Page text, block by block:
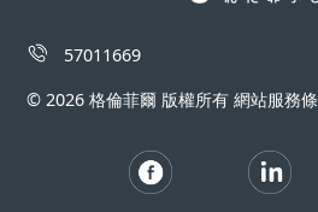
57011669
© 2026 格倫菲爾 版權所有 網站服務